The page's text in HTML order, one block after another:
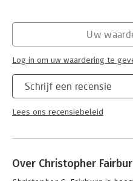
Schrijf een recensie
Lees ons recensiebeleid
Uw
Log in om uw waardering te
Over Christopher